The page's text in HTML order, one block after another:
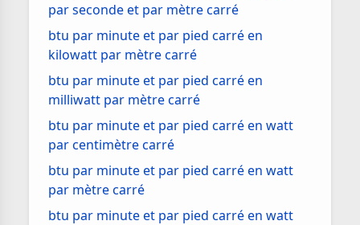
par seconde et par mètre carré
btu par minute et par pied carré en
kilowatt par mètre carré
btu par minute et par pied carré en
milliwatt par mètre carré
btu par minute et par pied carré en watt
par centimètre carré
btu par minute et par pied carré en watt
par mètre carré
btu par minute et par pied carré en watt